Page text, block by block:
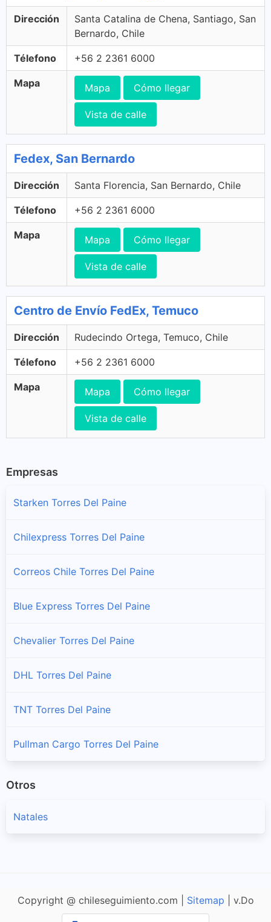
Dirección
Santa Catalina de Chena, Santiago, San
Bernardo, Chile
Télefono +56 2 2361 6000
Mapa Mapa Cómo llegar
Vista de calle
Fedex, San Bernardo
Dirección Santa Florencia, San Bernardo, Chile
Télefono +56 2 2361 6000
Mapa Mapa Cómo llegar
Vista de calle
Centro de Envío FedEx, Temuco
Dirección Rudecindo Ortega, Temuco, Chile
Télefono +56 2 2361 6000
Mapa Mapa Cómo llegar
Vista de calle
Empresas
Starken Torres Del Paine
Chilexpress Torres Del Paine
Correos Chile Torres Del Paine
Blue Express Torres Del Paine
Chevalier Torres Del Paine
DHL Torres Del Paine
TNT Torres Del Paine
Pullman Cargo Torres Del Paine
Otros
Natales
Copyright @ chileseguimiento.com | Sitemap | v.Do